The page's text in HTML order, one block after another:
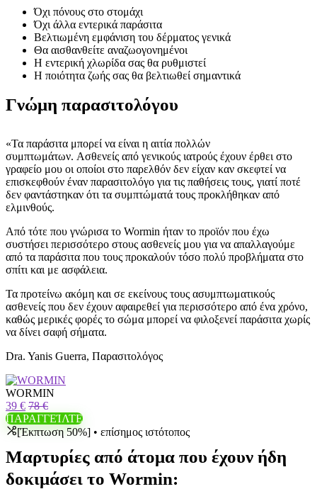
Όχι πόνους στο στομάχι
Όχι άλλα εντερικά παράσιτα
Βελτιωμένη εμφάνιση του δέρματος γενικά
Θα αισθανθείτε αναζωογονημένοι
Η εντερική χλωρίδα σας θα ρυθμιστεί
Η ποιότητα ζωής σας θα βελτιωθεί σημαντικά
Γνώμη παρασιτολόγου
«Τα παράσιτα μπορεί να είναι η αιτία πολλών
συμπτωμάτων. Ασθενείς από γενικούς ιατρούς έχουν έρθει στο
γραφείο μου οι οποίοι στο παρελθόν δεν είχαν καν σκεφτεί να
επισκεφθούν έναν παρασιτολόγο για τις παθήσεις τους, γιατί ποτέ
δεν φαντάστηκαν ότι τα συμπτώματά τους προκλήθηκαν από
ελμινθούς.
Από τότε που γνώρισα το Wormin ήταν το προϊόν που έχω
συστήσει περισσότερο στους ασθενείς μου για να απαλλαγούμε
από τα παράσιτα που τους προκαλούν τόσο πολύ προβλήματα στο
σπίτι και με ασφάλεια.
Τα προτείνω ακόμη και σε εκείνους τους ασυμπτωματικούς
ασθενείς που δεν έχουν αφαιρεθεί για περισσότερο από ένα χρόνο,
καθώς μερικές φορές το σώμα μπορεί να φιλοξενεί παράσιτα χωρίς
να δίνει σαφή σήματα.
Dra. Yanis Guerra, Παρασιτολόγος
WORMIN
39 € 78 €
ΠΑΡΑΓΓΕΊΛΤΕ
[Έκπτωση 50%] • επίσημος ιστότοπος
Μαρτυρίες από άτομα που έχουν ήδη
δοκιμάσει το Wormin: